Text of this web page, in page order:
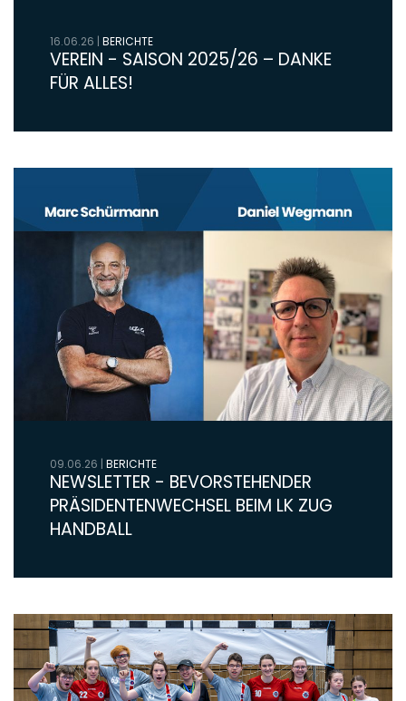
16.06.26 | BERICHTE
VEREIN - SAISON 2025/26 – DANKE
FÜR ALLES!
09.06.26 | BERICHTE
NEWSLETTER - BEVORSTEHENDER
PRÄSIDENTENWECHSEL BEIM LK ZUG
HANDBALL